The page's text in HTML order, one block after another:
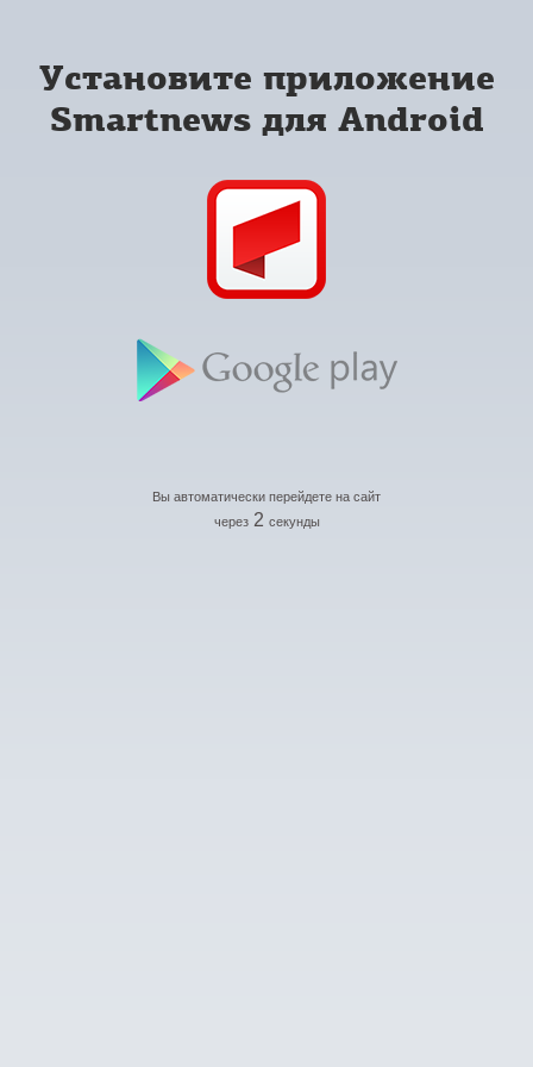
Установите приложение
Smartnews для Android
Вы автоматически перейдете на сайт
через 2 секунды